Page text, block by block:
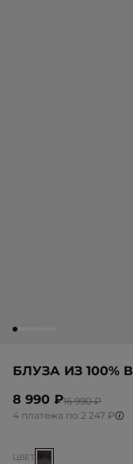
БЛУЗА ИЗ
8 990 ₽16 990 ₽
4 платежа по 2 247 ₽
ЦВЕТ